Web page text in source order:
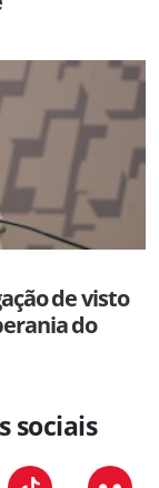
de visto
do
sociais